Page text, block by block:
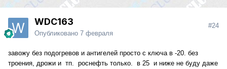
WDC163
Опубликовано 7 февраля
#24
завожу без подогревов и антигелей просто с ключа в -20. без
троения, дрожи и тп. роснефть только. в 25 и ниже не буду даже